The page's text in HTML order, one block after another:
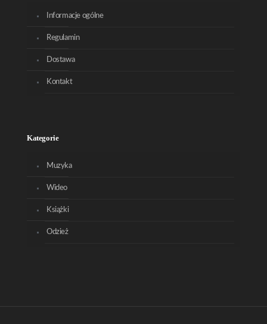
Informacje ogólne
Regulamin
Dostawa
Kontakt
Kategorie
Muzyka
Wideo
Książki
Odzież